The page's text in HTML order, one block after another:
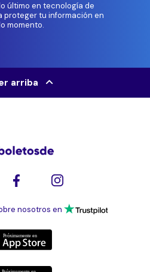
último en tecnología de
proteger tu información en
momento.
arriba
nosotros en